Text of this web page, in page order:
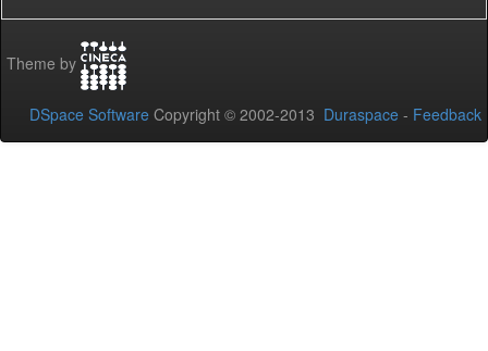
Theme by
DSpace Software Copyright © 2002-2013 Duraspace - Feedback